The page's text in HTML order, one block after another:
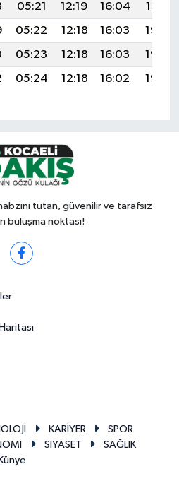
05:21 12:19 16:04
19:07
05:22 12:18 16:03
19:05
05:23 12:18 16:03
19:04
05:24 12:18 16:02 19:02
tutan, güvenilir ve tarafsız
buluşma noktası!
KARİYER
SPOR
SİYASET
SAĞLIK